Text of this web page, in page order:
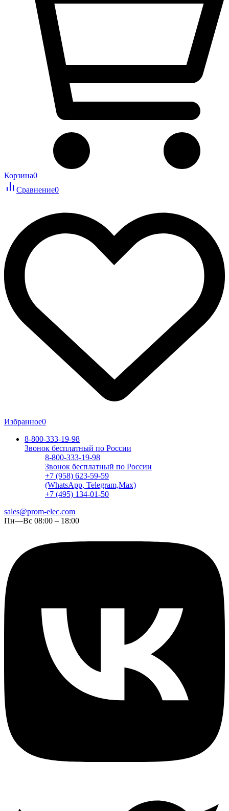
Корзина0
Сравнение0
Избранное0
8-800-333-19-98
Звонок бесплатный по России
8-800-333-19-98
Звонок бесплатный по России
+7 (958) 623-59-59
(WhatsApp, Telegram,Max)
+7 (495) 134-01-50
sales@prom-elec.com
Пн—Вс 08:00 – 18:00